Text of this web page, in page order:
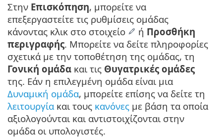
Στην Επισκόπηση, μπορείτε να
επεξεργαστείτε τις ρυθμίσεις ομάδας
κάνοντας κλικ στο στοιχείο
ή Προσθήκη
περιγραφής. Μπορείτε να δείτε πληροφορίες
σχετικά με την τοποθέτηση της ομάδας, τη
Γονική ομάδα και τις Θυγατρικές ομάδες
της. Εάν η επιλεγμένη ομάδα είναι μια
Δυναμική ομάδα, μπορείτε επίσης να δείτε τη
λειτουργίακαι τους κανόνες με βάση τα οποία
αξιολογούνται και αντιστοιχίζονται στην
ομάδα οι υπολογιστές.